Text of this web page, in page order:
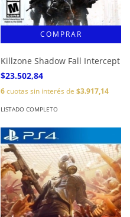
Killzone Shadow Fall Intercept
$23.502,84
6cuotas sin interés de $3.917,14
LISTADO COMPLETO